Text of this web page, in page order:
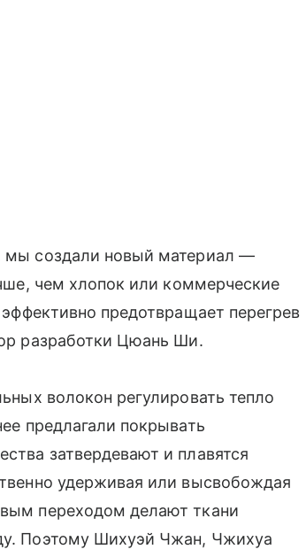
мы создали новый материал —
чем хлопок или коммерческие
предотвращает перегрев
разработки Цюань Ши.
волокон регулировать тепло
предлагали покрывать
затвердевают и плавятся
удерживая или высвобождая
переходом делают ткани
Поэтому Шихуэй Чжан, Чжихуа